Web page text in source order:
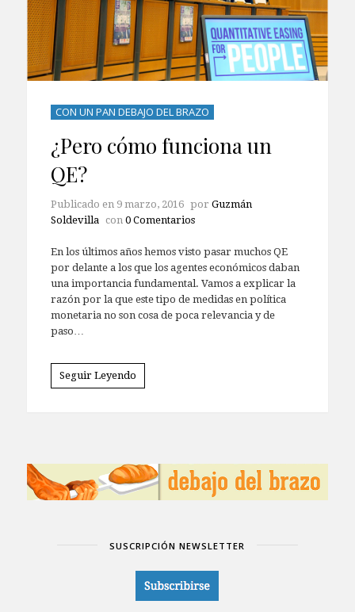
CON UN PAN DEBAJO DEL BRAZO
¿Pero cómo funciona un
QE?
Publicado en 9 marzo, 2016 por Guzmán
Soldevilla
con 0 Comentarios
En los últimos años hemos visto pasar muchos QE
por delante a los que los agentes económicos daban
una importancia fundamental. Vamos a explicar la
razón por la que este tipo de medidas en política
monetaria no son cosa de poca relevancia y de
paso…
Seguir Leyendo
SUSCRIPCIÓN NEWSLETTER